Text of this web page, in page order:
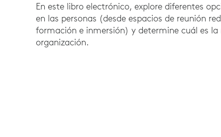
En este libro electrónico, explore diferentes
en las personas (desde espacios de reunión
formación e inmersión) y determine cuál es la
organización.